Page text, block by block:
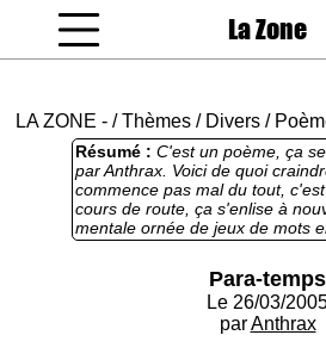
La Zone
LA ZONE - /Thèmes / Divers /
Résumé : C'est un poème, ça
par Anthrax. Voici de quoi
commence pas mal du tout,
cours de route, ça s'enlise à
mentale ornée de jeux de mots
notable, ça s'avale comme un
Para-temps
Le 26/03/
parAnthrax